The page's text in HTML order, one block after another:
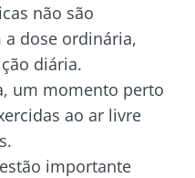
não são
a dose ordinária,
diária.
um momento perto
ao ar livre
importante
Microbiota Institute
para receber mais
gerais de utilização
do Biocodex
iogurtes,
os grandes
aliados do